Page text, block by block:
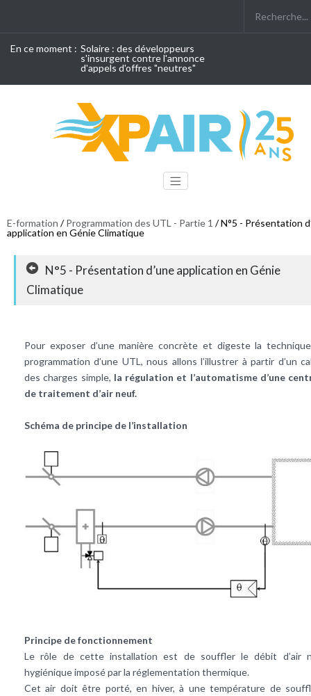
En ce moment : Solaire : des développeurs
s'insurgent contre l'annonce
d'appels d'offres "neutres"
E-formation /Programmation des UTL - Partie 1 / N°5 - Présentation
application en Génie Climatique
N°5 - Présentation d’une application en Génie
Climatique
Pour exposer d’une manière concrète et digeste la
programmation d’une UTL, nous allons l’illustrer à partir d’un
des charges simple, la régulation et l’automatisme d’une
de traitement d’air neuf.
Schéma de principe de l’installation
Principe de fonctionnement
Le rôle de cette installation est de souffler le débit d’air
hygiénique imposé par la réglementation thermique.
Cet air doit être porté, en hiver, à une température de